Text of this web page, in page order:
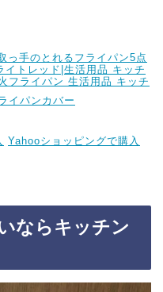
っ手のとれるフライパン5点
トレッド|生活用品 キッチ
フライパン 生活用品 キッチ
イパンカバー
Yahooショッピングで購入
ならキッチン